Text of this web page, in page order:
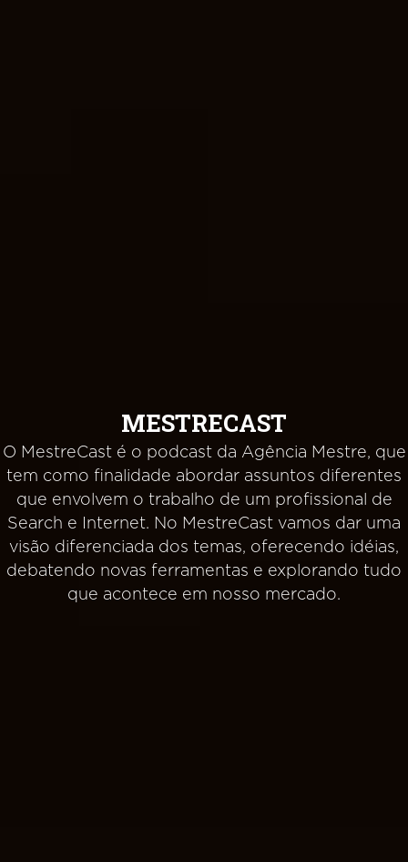
MESTRECAST
O MestreCast é o podcast da Agência Mestre, que
tem como finalidade abordar assuntos diferentes
que envolvem o trabalho de um profissional de
Search e Internet. No MestreCast vamos dar uma
visão diferenciada dos temas, oferecendo idéias,
debatendo novas ferramentas e explorando tudo
que acontece em nosso mercado.